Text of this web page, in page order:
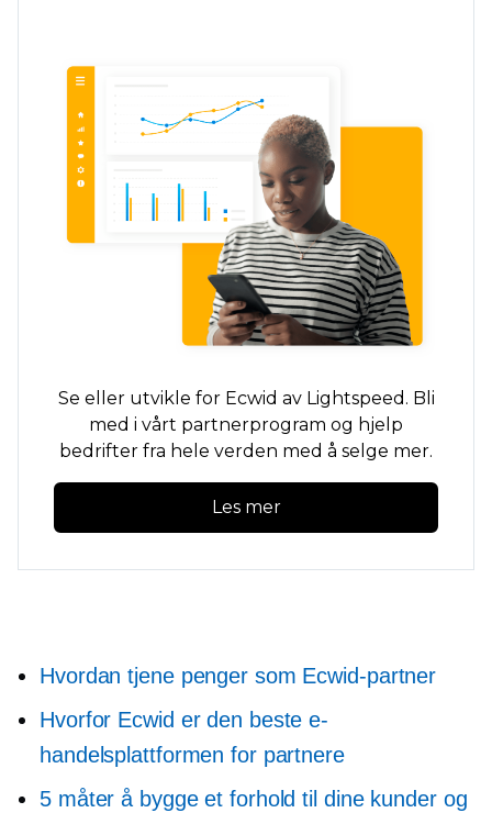
Se eller utvikle for Ecwid av Lightspeed. Bli
med i vårt partnerprogram og hjelp
bedrifter fra hele verden med å selge mer.
Les mer
Hvordan tjene penger som Ecwid-partner
Hvorfor Ecwid er den beste e-
handelsplattformen for partnere
5 måter å bygge et forhold til dine kunder og